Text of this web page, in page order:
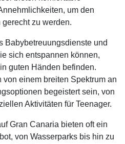
um den
zu werden.
Babybetreuungsdienste und
sich entspannen können,
guten Händen befinden.
einem breiten Spektrum an
begeistert sein, von
Aktivitäten für Teenager.
Gran Canaria bieten oft ein
von Wasserparks bis hin zu